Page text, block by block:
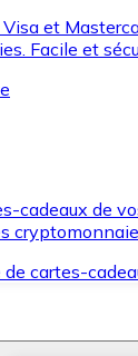
et
Facile et
cadeaux de
cartes-